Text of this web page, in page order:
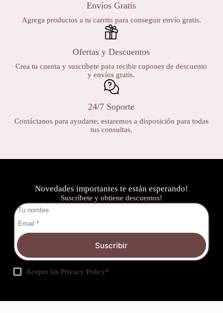
Envíos Gratis
Agrega productos a tu carrito para conseguir envío gratis.
Ofertas y Descuentos
Crea tu cuenta y suscríbete para recibir cupones de descuento
y envíos gratis.
24/7 Soporte
Contáctanos para ayudarte, estaremos a disposición para todas
tus consultas.
Novedades importantes te están esperando!
Suscríbete y obtiene descuentos!
Suscribir
Acepto lasPrivacy Policy*